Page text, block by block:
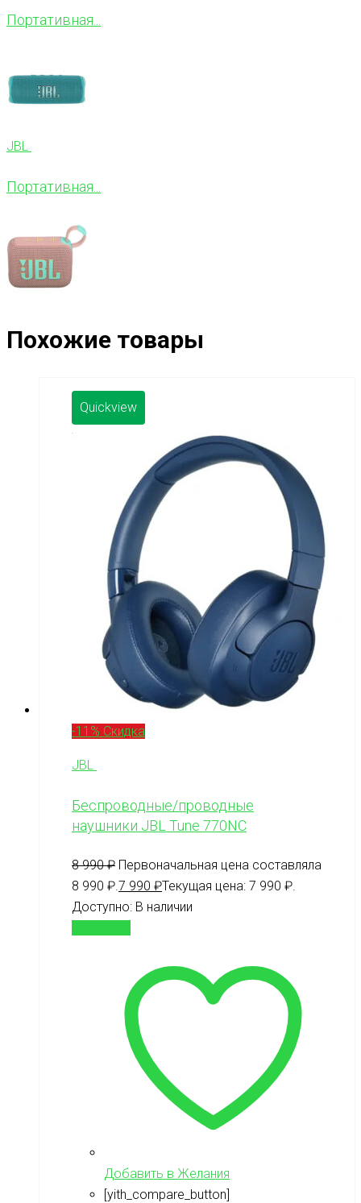
Портативная...
JBL
Портативная...
Похожие товары
Quickview
-11% Скидка
JBL
Беспроводные/проводные
наушники JBL Tune 770NC
8 990₽ Первоначальная цена составляла
8 990 ₽. 7 990 ₽Текущая цена: 7 990 ₽.
Доступно: В наличии
Добавить в Желания
[yith_compare_button]